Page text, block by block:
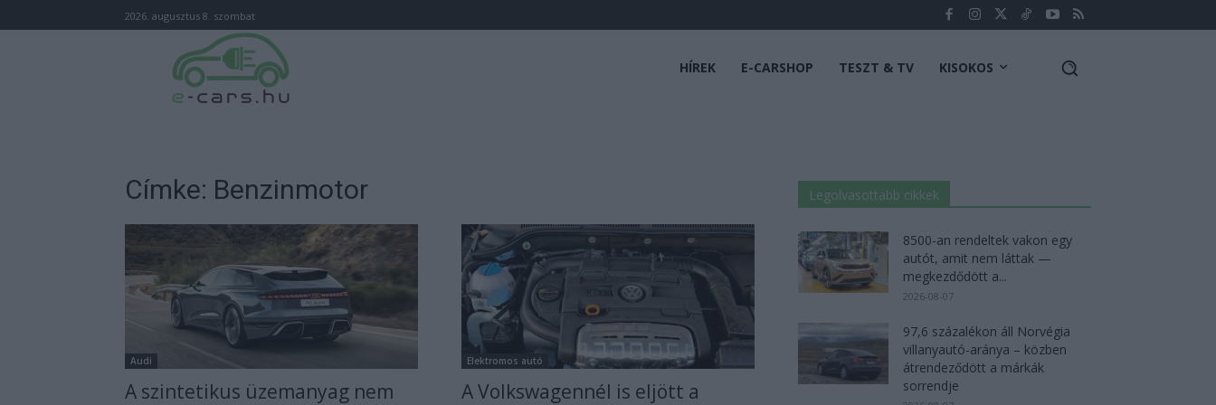
2026. augusztus 8. szombat
HÍREK E-CARSHOP TESZT & TV KISOKOS
Címke: Benzinmotor
Audi
A szintetikus üzemanyag nem
Elektromos autó
A Volkswagennél is eljött a
Legolvasottabb cikkek
8500-an rendeltek vakon egy
autót, amit nem láttak —
megkezdődött a...
2026-08-07
97,6 százalékon áll Norvégia
villanyautó-aránya – közben
átrendeződött a márkák
sorrendje